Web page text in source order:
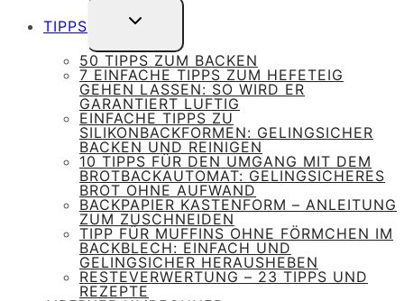
TIPPS
UNTERMENÜ
UMSCHALTEN
50 TIPPS ZUM BACKEN
7 EINFACHE TIPPS ZUM HEFETEIG
GEHEN LASSEN: SO WIRD ER
GARANTIERT LUFTIG
EINFACHE TIPPS ZU
SILIKONBACKFORMEN: GELINGSICHER
BACKEN UND REINIGEN
10 TIPPS FÜR DEN UMGANG MIT DEM
BROTBACKAUTOMAT: GELINGSICHERES
BROT OHNE AUFWAND
BACKPAPIER KASTENFORM – ANLEITUNG
ZUM ZUSCHNEIDEN
TIPP FÜR MUFFINS OHNE FÖRMCHEN IM
BACKBLECH: EINFACH UND
GELINGSICHER HERAUSHEBEN
RESTEVERWERTUNG – 23 TIPPS UND
REZEPTE